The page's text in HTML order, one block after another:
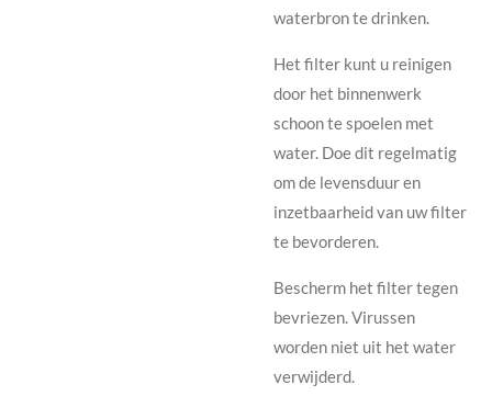
waterbron te drinken.
Het filter kunt u reinigen
door het binnenwerk
schoon te spoelen met
water. Doe dit regelmatig
om de levensduur en
inzetbaarheid van uw filter
te bevorderen.
Bescherm het filter tegen
bevriezen. Virussen
worden niet uit het water
verwijderd.